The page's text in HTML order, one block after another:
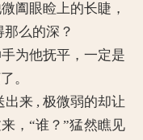
眼睑上的长睫，
么的深？
为他抚平，一定是
。
来 , 极微弱的却让
，“谁？”猛然瞧见